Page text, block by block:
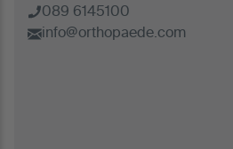
089 6145100
info@orthopaede.com